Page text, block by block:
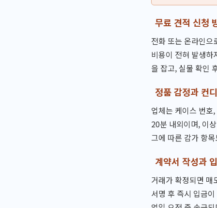
무료 견적 신청
전화 또는 온라인으
비용이 전혀 발생하
을 잡고, 실물 확인
정품 감정과 컨
업체는 케이스 번호
20분 내외이며, 이
그에 따른 감가 항
계약서 작성과
거래가 확정되면 매
서명 후 즉시 입금